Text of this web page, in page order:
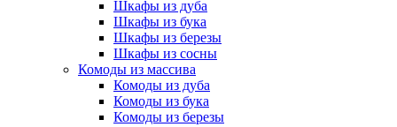
Шкафы из дуба
Шкафы из бука
Шкафы из березы
Шкафы из сосны
Комоды из массива
Комоды из дуба
Комоды из бука
Комоды из березы